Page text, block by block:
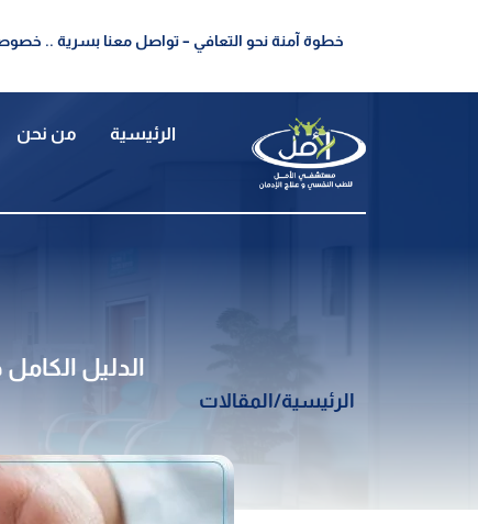
خطوة آمنة نحو التعافي – تواصل معنا بسرية ..
الرئيسية من نحن
الدليل
الرئيسية/المقالات